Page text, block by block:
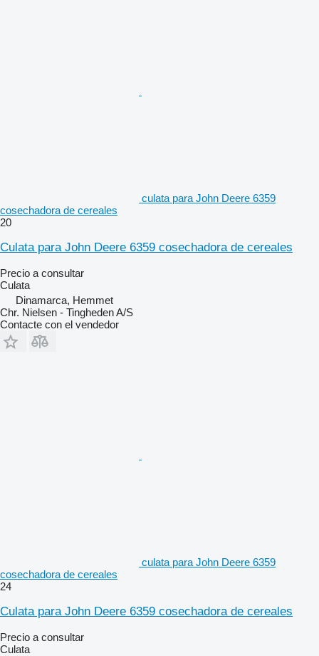
culata para John Deere 6359
cosechadora de cereales
20
Culata para John Deere 6359 cosechadora de cereales
Precio a consultar
Culata
Dinamarca, Hemmet
Chr. Nielsen - Tingheden A/S
Contacte con el vendedor
culata para John Deere 6359
cosechadora de cereales
24
Culata para John Deere 6359 cosechadora de cereales
Precio a consultar
Culata